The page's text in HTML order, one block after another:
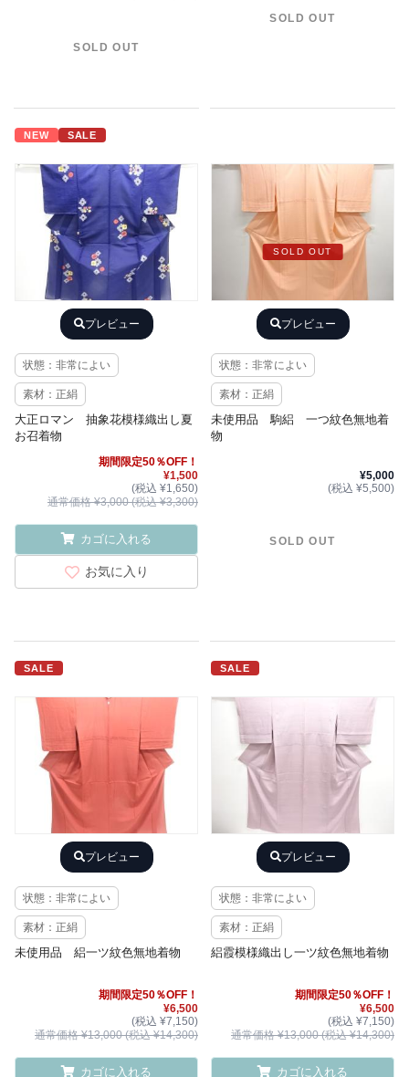
SOLD OUT
SOLD OUT
NEW SALE
プレビュー
状態：非常によい
素材：正絹
大正ロマン 抽象花模様織出し夏
お召着物
期間限定50％OFF！
¥1,500
(税込 ¥1,650)
通常価格 ¥3,000 (税込 ¥3,300)
カゴに入れる
お気に入り
SOLD OUT
プレビュー
状態：非常によい
素材：正絹
未使用品 駒絽 一つ紋色無地着
物
¥5,000
(税込 ¥5,500)
SOLD OUT
SALE
プレビュー
状態：非常によい
素材：正絹
未使用品 絽一ツ紋色無地着物
期間限定50％OFF！
¥6,500
(税込 ¥7,150)
通常価格 ¥13,000 (税込 ¥14,300)
カゴに入れる
SALE
プレビュー
状態：非常によい
素材：正絹
絽霞模様織出し一ツ紋色無地着物
期間限定50％OFF！
¥6,500
(税込 ¥7,150)
通常価格 ¥13,000 (税込 ¥14,300)
カゴに入れる